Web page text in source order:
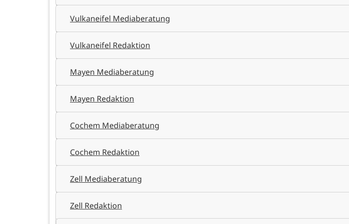
Vulkaneifel Mediaberatung
Vulkaneifel Redaktion
Mayen Mediaberatung
Mayen Redaktion
Cochem Mediaberatung
Cochem Redaktion
Zell Mediaberatung
Zell Redaktion